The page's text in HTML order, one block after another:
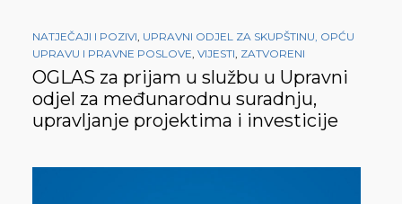
NATJEČAJI I POZIVI, UPRAVNI ODJEL ZA SKUPŠTINU, OPĆU
UPRAVU I PRAVNE POSLOVE, VIJESTI, ZATVORENI
OGLAS za prijam u službu u Upravni
odjel za međunarodnu suradnju,
upravljanje projektima i investicije